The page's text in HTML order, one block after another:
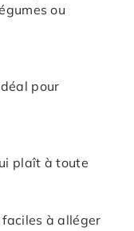
ou
pour
plaît à toute
faciles à alléger